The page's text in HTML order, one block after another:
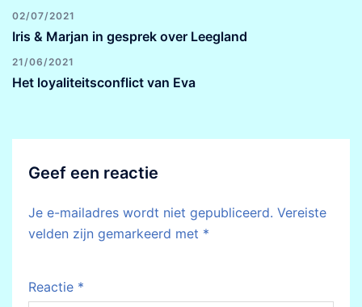
02/07/2021
Iris & Marjan in gesprek over Leegland
21/06/2021
Het loyaliteitsconflict van Eva
Geef een reactie
Je e-mailadres wordt niet gepubliceerd. Vereiste
velden zijn gemarkeerd met *
Reactie *